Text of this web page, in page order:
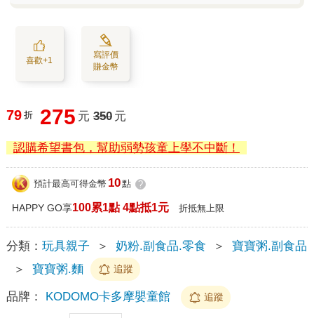
喜歡+1
寫評價
賺金幣
79 折 275 元 350 元
認購希望書包，幫助弱勢孩童上學不中斷！
預計最高可得金幣 10點 ?
HAPPY GO享100累1點 4點抵1元 折抵無上限
分類： 玩具親子 ＞ 奶粉.副食品.零食 ＞
寶寶粥.副食品
＞
寶寶粥.麵 追蹤
品牌： KODOMO卡多摩嬰童館 追蹤